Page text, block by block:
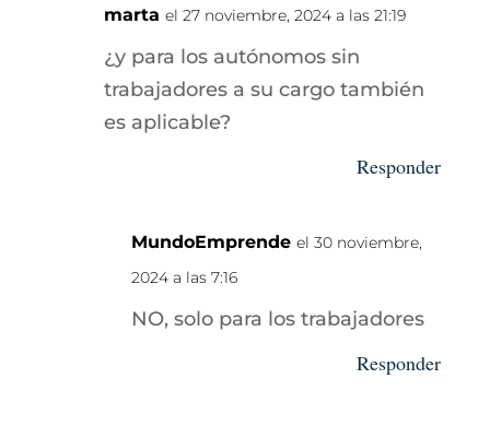
marta el 27 noviembre, 2024 a las 21:19
¿y para los autónomos sin
trabajadores a su cargo también
es aplicable?
Responder
MundoEmprende el 30 noviembre,
2024 a las 7:16
NO, solo para los trabajadores
Responder